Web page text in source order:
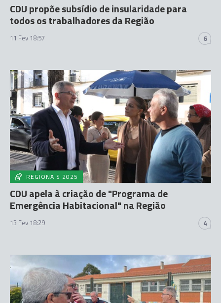
CDU propõe subsídio de insularidade para
todos os trabalhadores da Região
11 Fev 18:57 6
REGIONAIS 2025
CDU apela à criação de "Programa de
Emergência Habitacional" na Região
13 Fev 18:29 4